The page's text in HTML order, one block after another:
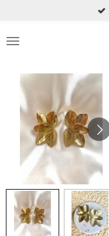
contenu
principal